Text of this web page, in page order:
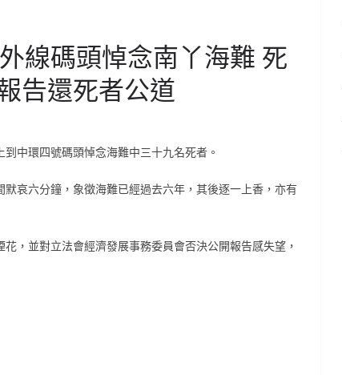
線碼頭悼念南丫海難 死
告還死者公道
中環四號碼頭悼念海難中三十九名死者。
哀六分鐘，象徵海難已經過去六年，其後逐一上香，亦有
，並對立法會經濟發展事務委員會否決公開報告感失望，